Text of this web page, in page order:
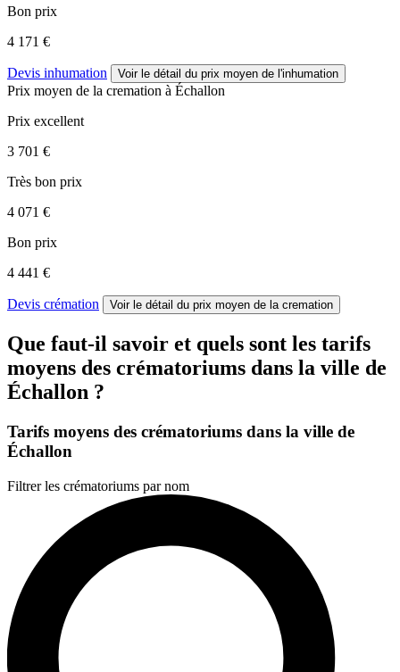
Bon prix
4 171 €
Devis inhumation Voir le détail du prix moyen de l'inhumation
Prix moyen de la cremation à Échallon
Prix excellent
3 701 €
Très bon prix
4 071 €
Bon prix
4 441 €
Devis crémation Voir le détail du prix moyen de la cremation
Que faut-il savoir et quels sont les tarifs
moyens des crématoriums dans la ville de
Échallon ?
Tarifs moyens des crématoriums dans la ville de
Échallon
Filtrer les crématoriums par nom